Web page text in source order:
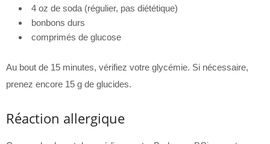
4 oz de soda (régulier, pas diététique)
bonbons durs
comprimés de glucose
Au bout de 15 minutes, vérifiez votre glycémie. Si nécessaire,
prenez encore 15 g de glucides.
Réaction allergique